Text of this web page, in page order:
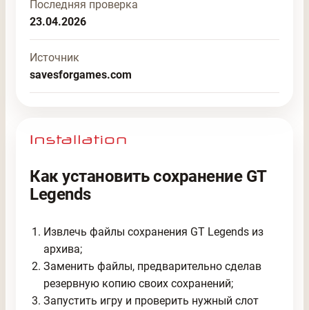
Последняя проверка
23.04.2026
Источник
savesforgames.com
Как установить сохранение GT
Legends
Извлечь файлы сохранения GT Legends из
архива;
Заменить файлы, предварительно сделав
резервную копию своих сохранений;
Запустить игру и проверить нужный слот